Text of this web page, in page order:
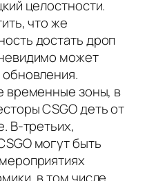
целостности.
что же
достать дроп
может
временные зоны, в
CSGO деть от
В-третьих,
могут быть